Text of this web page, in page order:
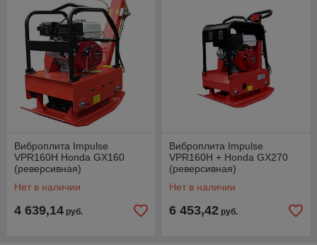
Виброплита Impulse
VPR160H Honda GX160
(реверсивная)
Нет в наличии
4 639,14 руб.
Виброплита Impulse
VPR160H + Honda GX270
(реверсивная)
Нет в наличии
6 453,42 руб.